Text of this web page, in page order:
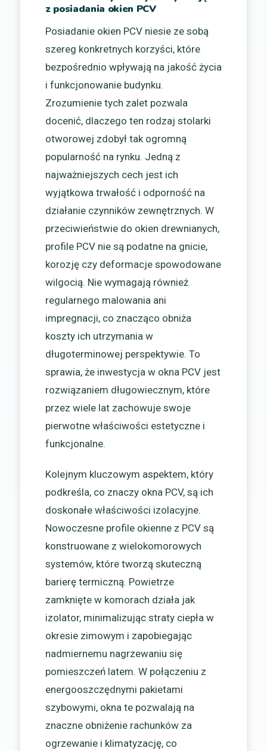
z posiadania okien PCV
Posiadanie okien PCV niesie ze sobą
szereg konkretnych korzyści, które
bezpośrednio wpływają na jakość życia
i funkcjonowanie budynku.
Zrozumienie tych zalet pozwala
docenić, dlaczego ten rodzaj stolarki
otworowej zdobył tak ogromną
popularność na rynku. Jedną z
najważniejszych cech jest ich
wyjątkowa trwałość i odporność na
działanie czynników zewnętrznych. W
przeciwieństwie do okien drewnianych,
profile PCV nie są podatne na gnicie,
korozję czy deformacje spowodowane
wilgocią. Nie wymagają również
regularnego malowania ani
impregnacji, co znacząco obniża
koszty ich utrzymania w
długoterminowej perspektywie. To
sprawia, że inwestycja w okna PCV jest
rozwiązaniem długowiecznym, które
przez wiele lat zachowuje swoje
pierwotne właściwości estetyczne i
funkcjonalne.
Kolejnym kluczowym aspektem, który
podkreśla, co znaczy okna PCV, są ich
doskonałe właściwości izolacyjne.
Nowoczesne profile okienne z PCV są
konstruowane z wielokomorowych
systemów, które tworzą skuteczną
barierę termiczną. Powietrze
zamknięte w komorach działa jak
izolator, minimalizując straty ciepła w
okresie zimowym i zapobiegając
nadmiernemu nagrzewaniu się
pomieszczeń latem. W połączeniu z
energooszczędnymi pakietami
szybowymi, okna te pozwalają na
znaczne obniżenie rachunków za
ogrzewanie i klimatyzację, co